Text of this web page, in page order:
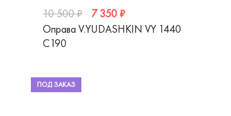
10 500 ₽
7 350 ₽
Оправа V.YUDASHKIN VY 1440
C190
ПОД ЗАКАЗ